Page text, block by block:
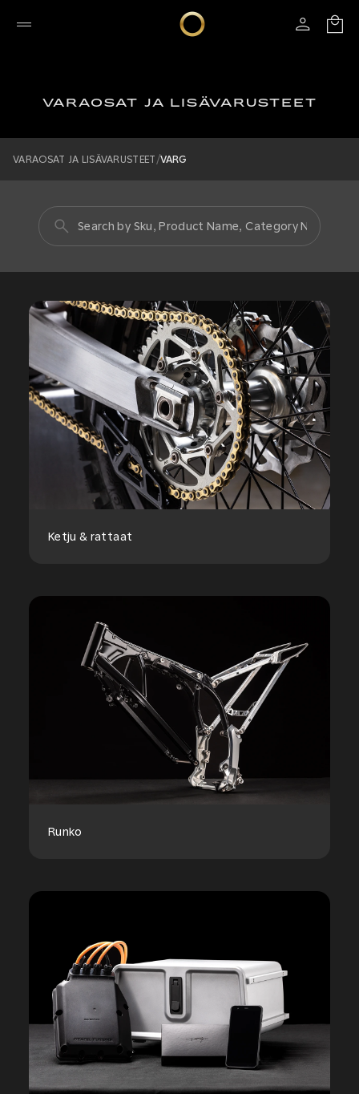
VARAOSAT JA LISÄVARUSTEET
VARAOSAT JA LISÄVARUSTEET /VARG
Ketju & rattaat
Runko